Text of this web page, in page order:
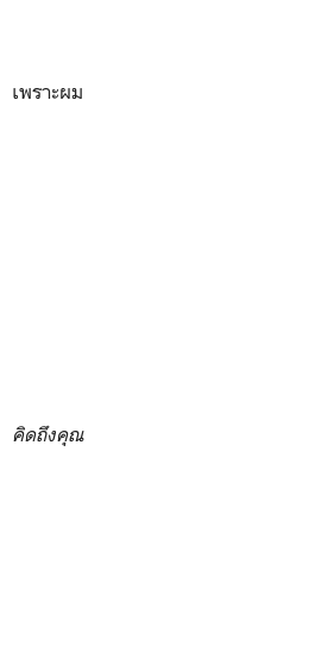
เพราะผม
คิดถึงคุณ